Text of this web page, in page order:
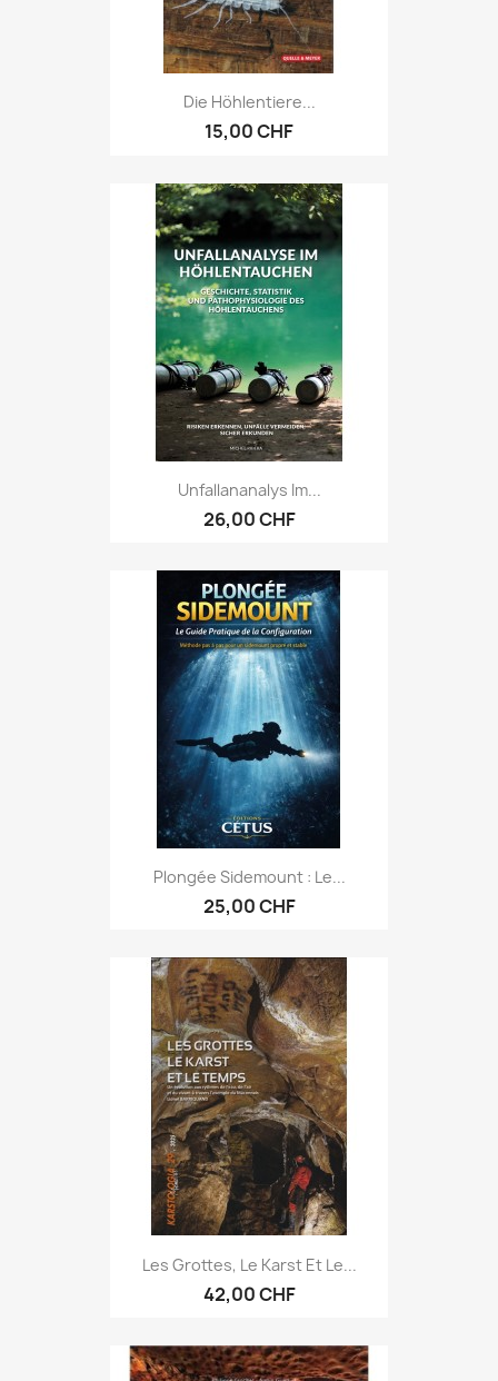
Die Höhlentiere...
15,00 CHF
Unfallananalys Im...
26,00 CHF
Plongée Sidemount : Le...
25,00 CHF
Les Grottes, Le Karst Et Le...
42,00 CHF